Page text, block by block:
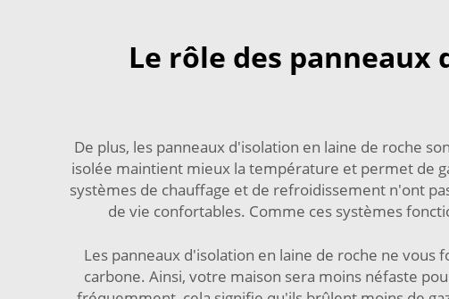
Le rôle des
De plus, les panneaux d'isolation en laine de roche
isolée maintient mieux la température et permet de
systèmes de chauffage et de refroidissement n'ont
de vie confortables. Comme ces systèmes
Les panneaux d'isolation en laine de roche ne
carbone. Ainsi, votre maison sera moins néfaste